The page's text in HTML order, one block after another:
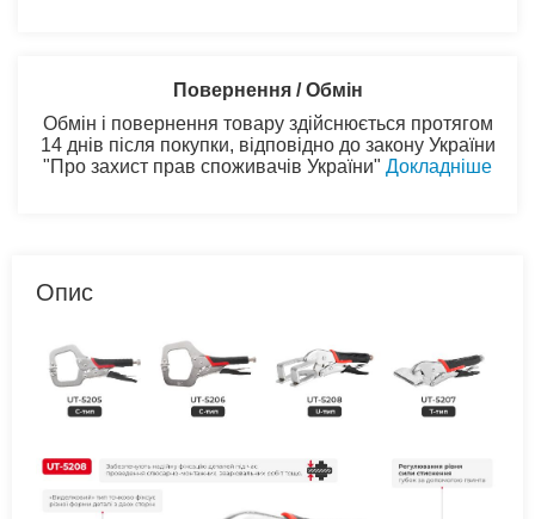
Повернення / Обмін
Обмін і повернення товару здійснюється протягом
14 днів після покупки, відповідно до закону України
"Про захист прав споживачів України" Докладніше
Опис